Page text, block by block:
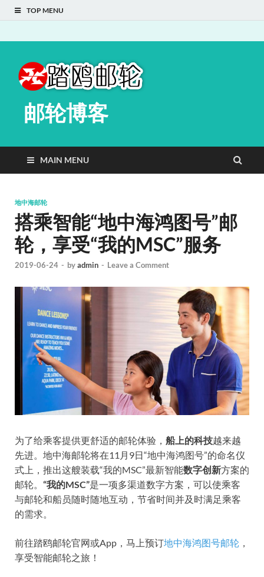
TOP MENU
邮轮博客
MAIN MENU
地中海邮轮
搭乘智能“地中海鸿图号”邮
轮，享受“我的MSC”服务
2019-06-24 - byadmin - Leave a Comment
为了给乘客提供更舒适的邮轮体验， 船上的科技越来越
先进。地中海邮轮将在11月9日“地中海鸿图号”的命名仪
式上，推出这艘装载“我的MSC”最新智能数字创新方案的
邮轮。 “我的MSC”是一项多渠道数字方案，可以使乘客
与邮轮和船员随时随地互动，节省时间并及时满足乘客
的需求。
前往踏鸥邮轮官网或App，马上预订地中海鸿图号邮轮 ，
享受智能邮轮之旅！